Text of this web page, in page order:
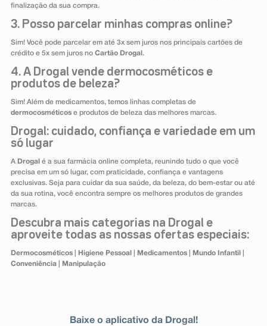
finalização da sua compra.
3. Posso parcelar minhas compras online?
Sim! Você pode parcelar em até 3x sem juros nos principais cartões de
crédito e 5x sem juros no Cartão Drogal .
4. A Drogal vende dermocosméticos e
produtos de beleza?
Sim! Além de medicamentos, temos linhas completas de
dermocosméticose produtos de beleza das melhores marcas.
Drogal: cuidado, confiança e variedade em um
só lugar
A Drogal é a sua farmácia online completa, reunindo tudo o que você
precisa em um só lugar, com praticidade, confiança e vantagens
exclusivas. Seja para cuidar da sua saúde, da beleza, do bem-estar ou até
da sua rotina, você encontra sempre os melhores produtos de grandes
marcas.
Descubra mais categorias na Drogal e
aproveite todas as nossas ofertas especiais:
Dermocosméticos| Higiene Pessoal Medicamentos| Mundo Infantil
Conveniência| Manipulação
Baixe o aplicativo da Drogal!